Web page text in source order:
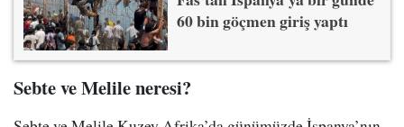
60 bin göçmen giriş yaptı
Sebte ve Melile neresi?